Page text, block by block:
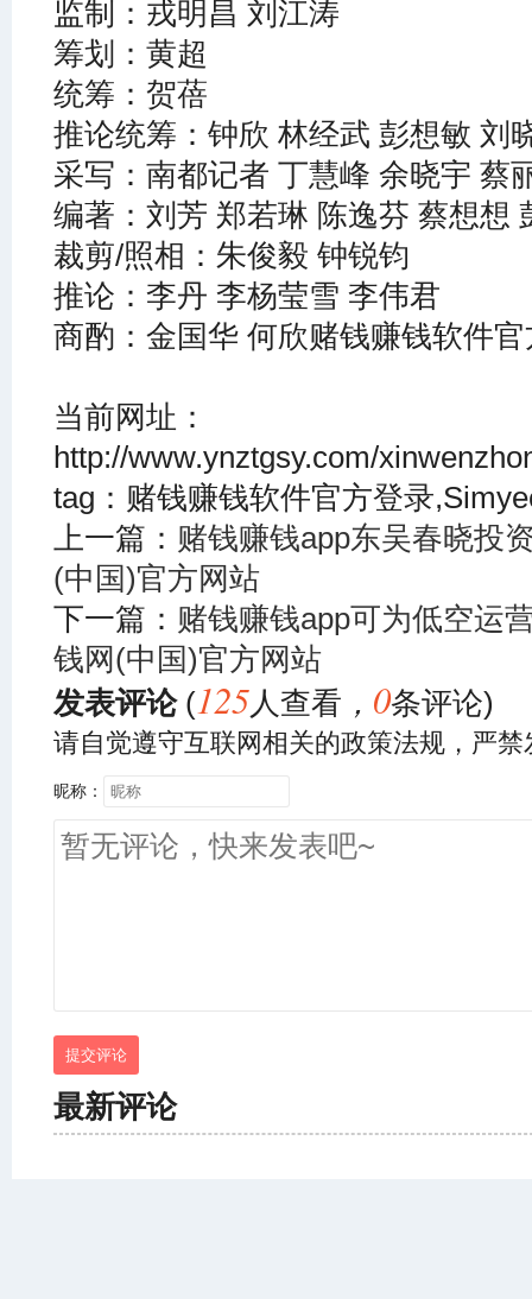
监制：戎明昌 刘江涛
筹划：黄超
统筹：贺蓓
推论统筹：钟欣 林经武 彭想敏 刘
采写：南都记者 丁慧峰 余晓宇 蔡
编著：刘芳 郑若琳 陈逸芬 蔡想想
裁剪/照相：朱俊毅 钟锐钧
推论：李丹 李杨莹雪 李伟君
商酌：金国华 何欣赌钱赚钱软件
当前网址：
http://www.ynztgsy.com/
tag：赌钱赚钱软件官方登录
上一篇： 赌钱赚钱app东吴春晓投
(中国)官方网站
下一篇： 赌钱赚钱app可为低空运
钱网(中国)官方网站
发表评论 (125人查看 ， 0条评论)
请自觉遵守互联网相关的政策法规，严
昵称：
提交评论
最新评论